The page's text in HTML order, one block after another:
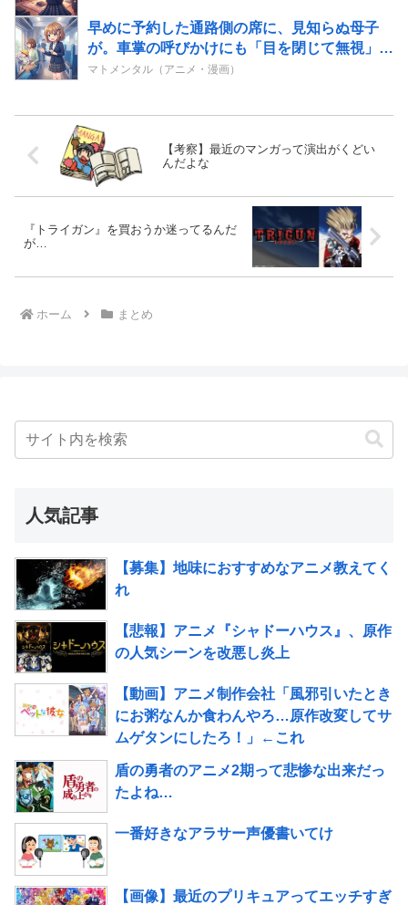
早めに予約した通路側の席に、見知らぬ母子
が。車掌の呼びかけにも「目を閉じて無視」し
て居座られました。無理やり奪われた席は、結
マトメンタル（アニメ・漫画）
【考察】最近のマンガって演出がくどい
んだよな
『トライガン』を買おうか迷ってるんだ
が…
ホーム まとめ
人気記事
【募集】地味におすすめなアニメ教えてく
れ
【悲報】アニメ『シャドーハウス』、原作
の人気シーンを改悪し炎上
【動画】アニメ制作会社「風邪引いたとき
にお粥なんか食わんやろ…原作改変してサ
ムゲタンにしたろ！」←これ
盾の勇者のアニメ2期って悲惨な出来だっ
たよね…
一番好きなアラサー声優書いてけ
【画像】最近のプリキュアってエッチすぎ